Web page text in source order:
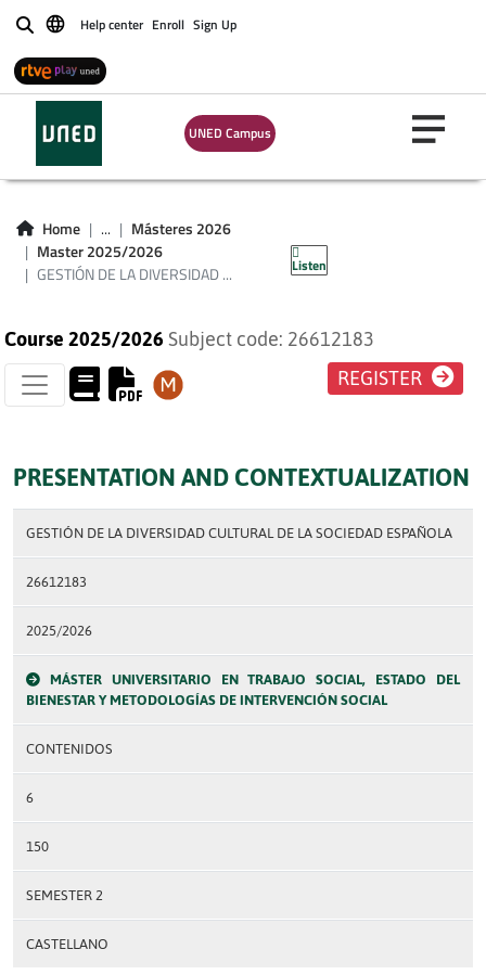
BuscarHelp center Enroll Sign Up
UNED Campus
Home ...
Másteres 2026
Master 2025/2026
GESTIÓN DE LA DIVERSIDAD ...
Listen
GESTIÓN DE LA
DIVERSIDAD
CULTURAL DE LA
SOCIEDAD
ESPAÑOLA
Course 2025/2026 Subject code: 26612183
REGISTER
PRESENTATION AND CONTEXTUALIZATION
GESTIÓN DE LA DIVERSIDAD CULTURAL DE LA SOCIEDAD ESPAÑOLA
26612183
2025/2026
MÁSTER UNIVERSITARIO EN TRABAJO SOCIAL, ESTADO DEL
BIENESTAR Y METODOLOGÍAS DE INTERVENCIÓN SOCIAL
CONTENIDOS
6
150
SEMESTER 2
CASTELLANO